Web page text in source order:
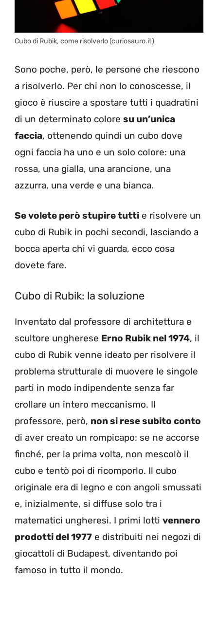
Cubo di Rubik, come risolverlo (curiosauro.it)
Sono poche, però, le persone che riescono
a risolverlo. Per chi non lo conoscesse, il
gioco è riuscire a spostare tutti i quadratini
di un determinato colore su un’unica
faccia, ottenendo quindi un cubo dove
ogni faccia ha uno e un solo colore: una
rossa, una gialla, una arancione, una
azzurra, una verde e una bianca.
Se volete però stupire tutti e risolvere un
cubo di Rubik in pochi secondi, lasciando a
bocca aperta chi vi guarda, ecco cosa
dovete fare.
Cubo di Rubik: la soluzione
Inventato dal professore di architettura e
scultore ungherese Erno Rubik nel 1974, il
cubo di Rubik venne ideato per risolvere il
problema strutturale di muovere le singole
parti in modo indipendente senza far
crollare un intero meccanismo. Il
professore, però, non si rese subito conto
di aver creato un rompicapo: se ne accorse
finché, per la prima volta, non mescolò il
cubo e tentò poi di ricomporlo. Il cubo
originale era di legno e con angoli smussati
e, inizialmente, si diffuse solo tra i
matematici ungheresi. I primi lotti vennero
prodotti del 1977 e distribuiti nei negozi di
giocattoli di Budapest, diventando poi
famoso in tutto il mondo.